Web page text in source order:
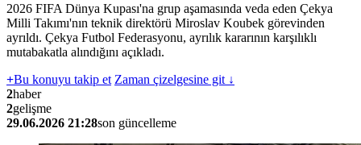
2026 FIFA Dünya Kupası'na grup aşamasında veda eden Çekya
Milli Takımı'nın teknik direktörü Miroslav Koubek görevinden
ayrıldı. Çekya Futbol Federasyonu, ayrılık kararının karşılıklı
mutabakatla alındığını açıkladı.
+Bu konuyu takip et Zaman çizelgesine git ↓
2haber
2gelişme
29.06.2026 21:28son güncelleme